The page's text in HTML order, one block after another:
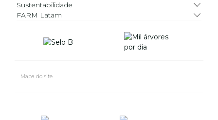
Sustentabilidade
FARM Latam
Mapa do site